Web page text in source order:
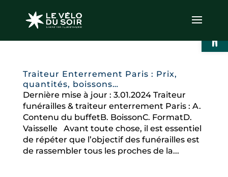
Traiteur Enterrement Paris : Prix,
quantités, boissons…
Dernière mise à jour : 3.01.2024 Traiteur
funérailles & traiteur enterrement Paris : A.
Contenu du buffetB. BoissonC. FormatD.
Vaisselle Avant toute chose, il est essentiel
de répéter que l’objectif des funérailles est
de rassembler tous les proches de la...